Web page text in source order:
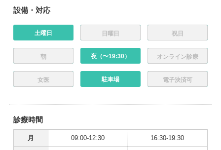
設備・対応
土曜日 日曜日 祝日
朝 夜（〜19:30） オンライン診療
女医 駐車場 電子決済可
診療時間
月 09:00-12:30 16:30-19:30